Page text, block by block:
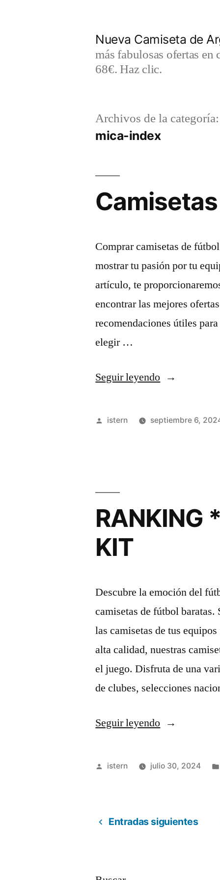
Nueva Camiseta de
más fabulosas ofertas en
68€. Haz clic.
Archivos de la categoría:
mica-index
Comprar camisetas de
mostrar tu pasión por tu
artículo, te
encontrar las mejores
recomendaciones útiles
elegir …
Seguir leyendo«Camisetas
fútbol
Publicado
istern septiembre 6,
RANKING
KIT
Descubre la emoción del
camisetas de fútbol
las camisetas de tus
alta calidad, nuestras
el juego. Disfruta de una
de clubes, selecciones
Seguir leyendo«RANKING
EURO
KIT»
Publicado
istern julio 30, 2024
Entradas siguientes